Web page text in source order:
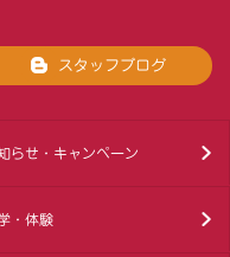
スタッフブログ
らせ・キャンペーン
・体験